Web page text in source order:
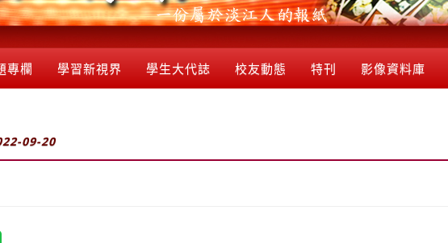
專欄 學習新視界 學生大代誌 校友動態 特刊 影像資料庫
09-20